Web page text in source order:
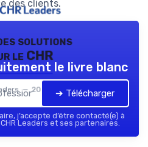
des clients.
solutions
le CHR
— 2026
le livre blanc
➔ Télécharger
j’accepte d’être contacté(e) à
Leaders et ses partenaires.